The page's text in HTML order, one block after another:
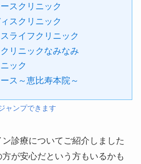
スクリニック
スクリニック
ライフクリニック
リニックなみなみ
ック
ス～恵比寿本院～
ャンプできます
診療についてご紹介しました
が安心だという方もいるかも